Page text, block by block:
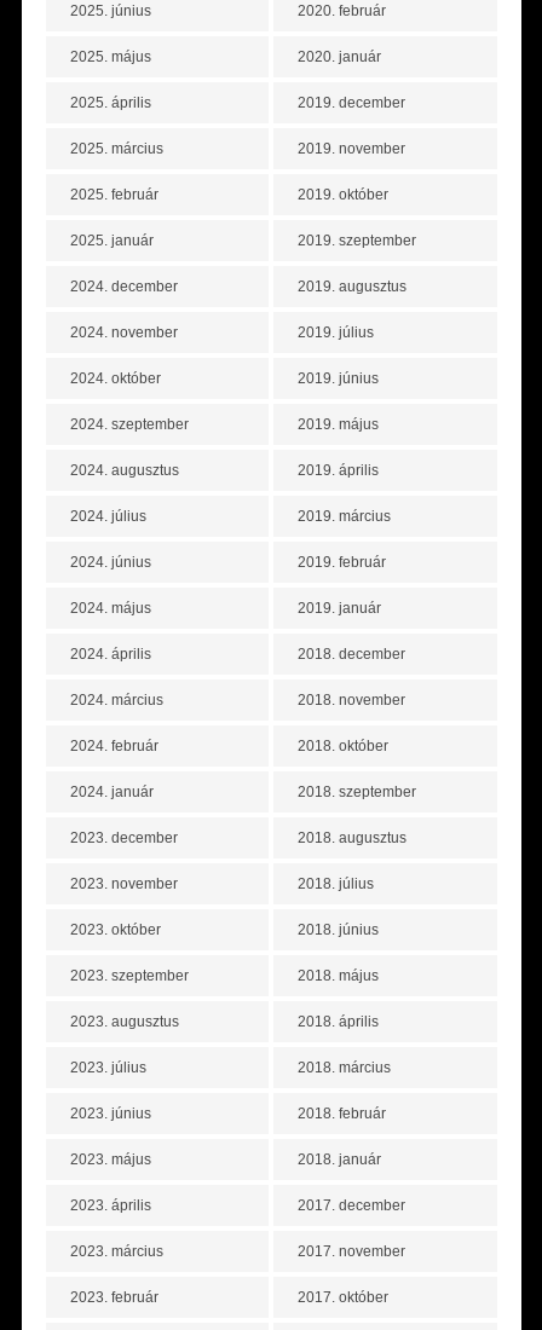
2025. június
2025. május
2025. április
2025. március
2025. február
2025. január
2024. december
2024. november
2024. október
2024. szeptember
2024. augusztus
2024. július
2024. június
2024. május
2024. április
2024. március
2024. február
2024. január
2023. december
2023. november
2023. október
2023. szeptember
2023. augusztus
2023. július
2023. június
2023. május
2023. április
2023. március
2023. február
2020. február
2020. január
2019. december
2019. november
2019. október
2019. szeptember
2019. augusztus
2019. július
2019. június
2019. május
2019. április
2019. március
2019. február
2019. január
2018. december
2018. november
2018. október
2018. szeptember
2018. augusztus
2018. július
2018. június
2018. május
2018. április
2018. március
2018. február
2018. január
2017. december
2017. november
2017. október